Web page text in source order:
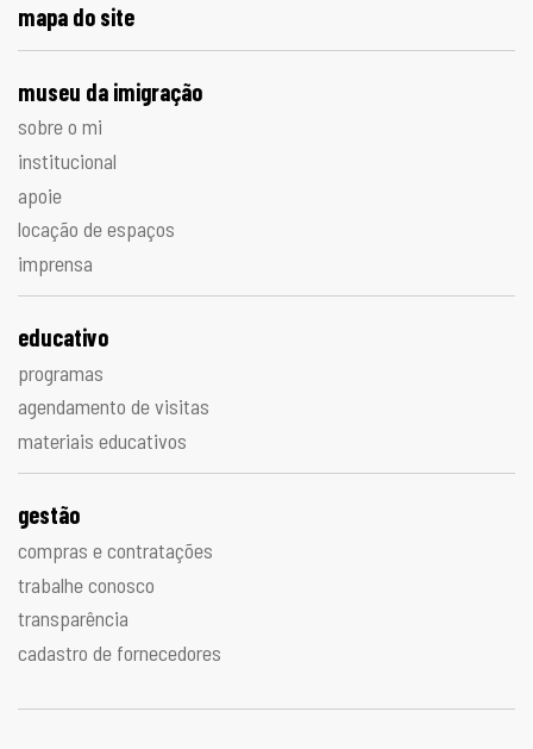
mapa do site
museu da imigração
sobre o mi
institucional
apoie
locação de espaços
imprensa
educativo
programas
agendamento de visitas
materiais educativos
gestão
compras e contratações
trabalhe conosco
transparência
cadastro de fornecedores